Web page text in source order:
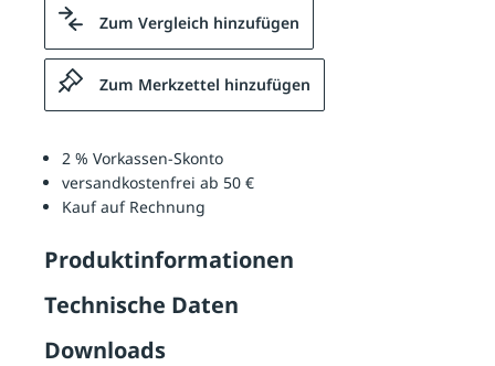
Zum Vergleich hinzufügen
Zum Merkzettel hinzufügen
2 % Vorkassen-Skonto
versandkostenfrei ab 50 €
Kauf auf Rechnung
Produktinformationen
Technische Daten
Downloads